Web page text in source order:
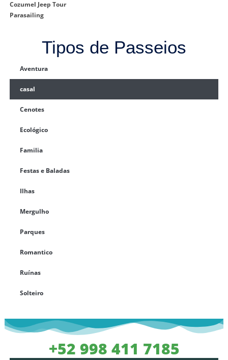
Cozumel Jeep Tour
Parasailing
Tipos de Passeios
Aventura
casal
Cenotes
Ecológico
Familia
Festas e Baladas
Ilhas
Mergulho
Parques
Romantico
Ruínas
Solteiro
+52 998 411 7185